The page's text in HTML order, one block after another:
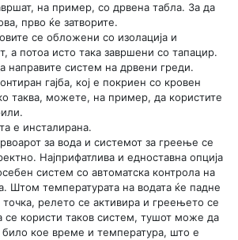
на пример, со дрвена табла. За да
прво ќе затворите.
се обложени со изолација и
а потоа исто така завршени со тапацир.
направите систем на дрвени греди.
гајба, кој е покриен со кровен
таква, можете, на пример, да користите
е инсталирана.
за вода и системот за греење се
Најприфатлива и едноставна опција
систем со автоматска контрола на
Штом температурата на водата ќе падне
точка, релето се активира и греењето се
се користи таков систем, тушот може да
било кое време и температура, што е